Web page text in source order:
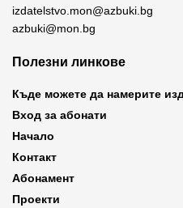
izdatelstvo.mon@azbuki.bg
azbuki@mon.bg
Полезни линкове
Къде можете да намерите
Вход за абонати
Начало
Контакт
Абонамент
Проекти